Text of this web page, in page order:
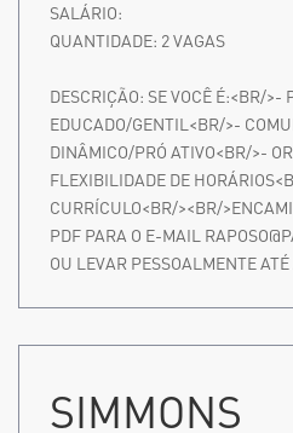
SALÁRIO:
QUANTIDADE: 2VAGAS
DESCRIÇÃO: SE VOCÊ É:<BR/>-
EDUCADO/GENTIL<BR/>-
DINÂMICO/PRÓ ATIVO<BR/>-
FLEXIBILIDADE DE
CURRÍCULO<BR/><BR/
PDF PARA O E-MAIL
OU LEVAR PESSOALMENTE
SIMMONS